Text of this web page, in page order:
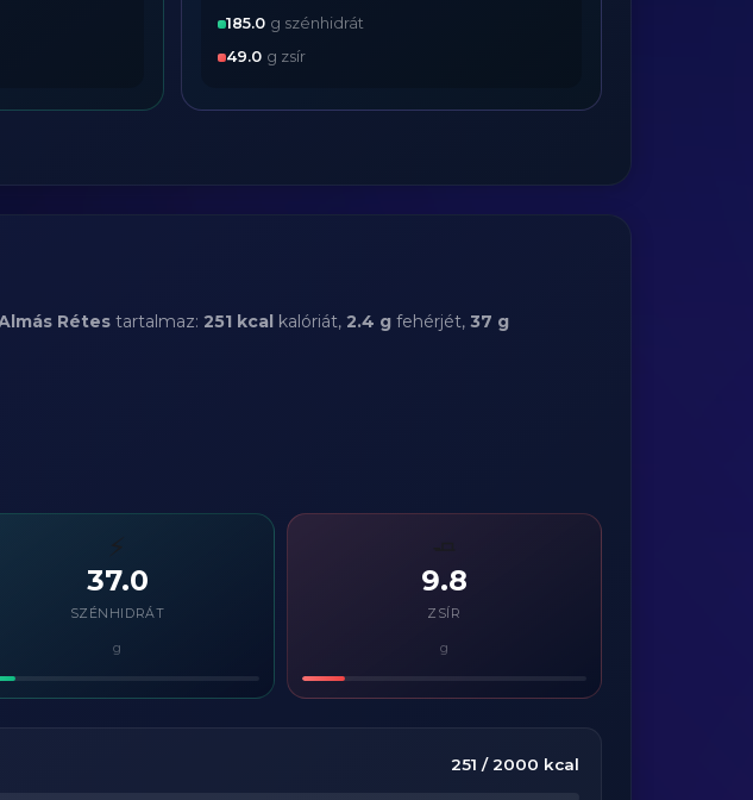
185.0 g szénhidrát
49.0 g zsír
Rétes tartalmaz: 251 kcal kalóriát, 2.4 g fehérjét, 37 g
⚡
37.0
SZÉNHIDRÁT
g
9.8
ZSÍR
g
251 / 2000 kcal